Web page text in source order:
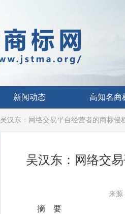
新闻动态 高知名商
吴汉东：网络交易平台经营者的商标
吴汉东：网络交
来源
摘 要